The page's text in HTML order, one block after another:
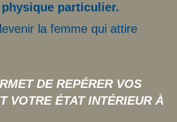
particulier.
la femme qui attire
DE REPÉRER VOS
VOTRE ÉTAT INTÉRIEUR À